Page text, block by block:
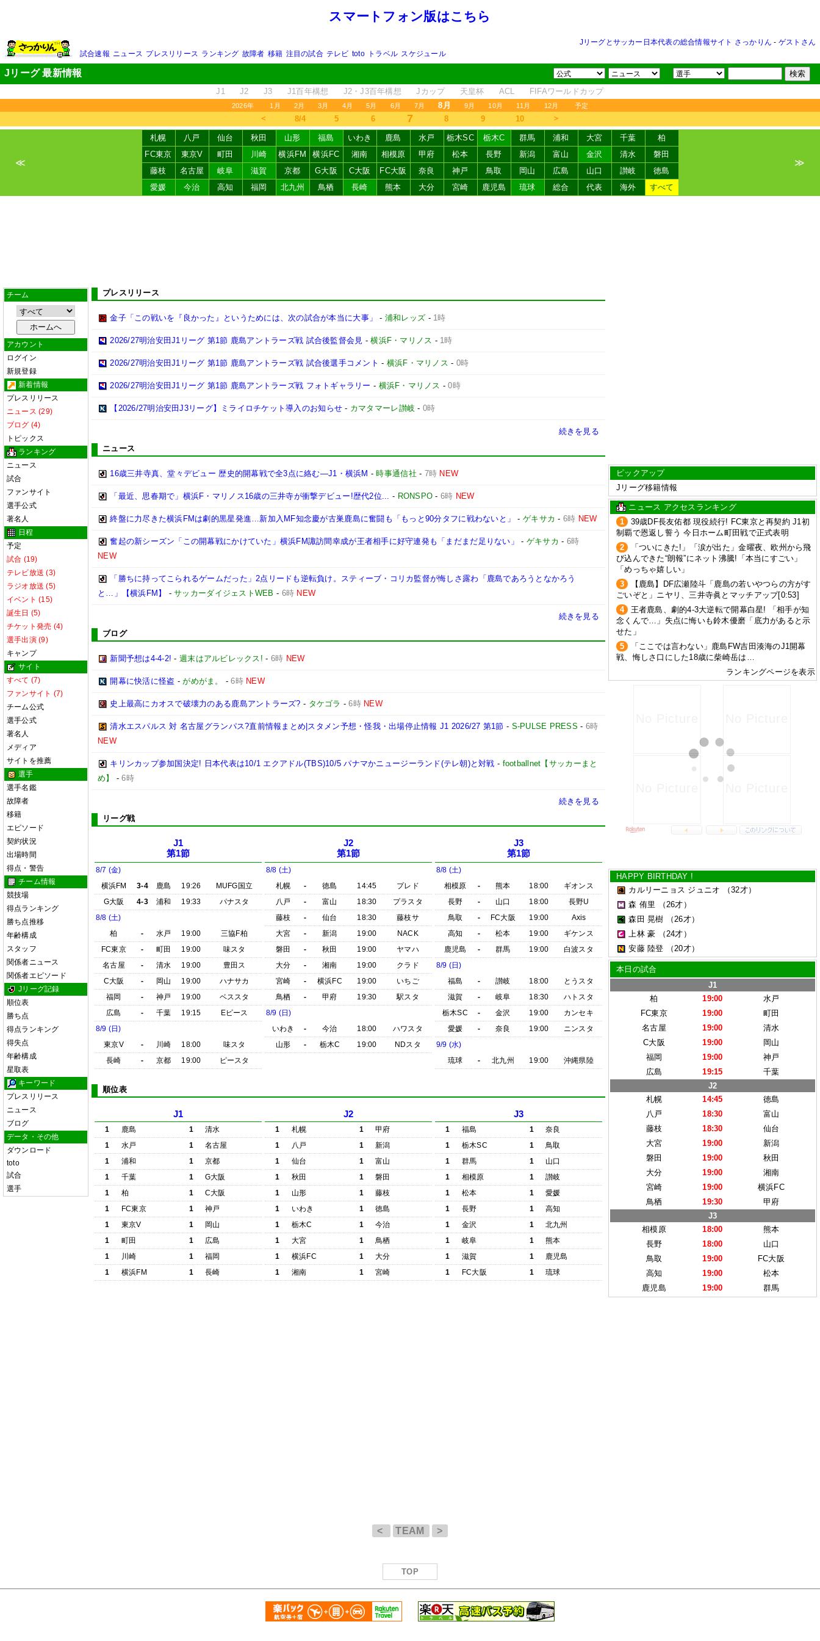
スマートフォン版はこちら
Jリーグとサッカー日本代表の総合情報サイト さっかりん - ゲストさん
試合速報 ニュース プレスリリース ランキング 故障者 移籍 注目の試合 テレビ toto トラベル スケジュール
Jリーグ 最新情報
J1 J2 J3 J1百年構想 J2・J3百年構想 Jカップ 天皇杯 ACL FIFAワールドカップ
2026年 1月 2月 3月 4月 5月 6月 7月 8月 9月 10月 11月 12月 予定
＜ 8/4 5 6 7 8 9 10 ＞
≪
札幌 八戸 仙台 秋田 山形 福島 いわき 鹿島 水戸 栃木SC 栃木C 群馬 浦和 大宮 千葉
柏
FC東京
東京V 町田 川崎 横浜FM 横浜FC 湘南 相模原 甲府 松本 長野 新潟 富山 金沢 清水
磐田
藤枝
名古屋 岐阜 滋賀 京都 G大阪 C大阪 FC大阪 奈良 神戸 鳥取 岡山 広島 山口 讃岐
徳島
愛媛
今治 高知 福岡 北九州 鳥栖 長崎 熊本 大分 宮崎 鹿児島 琉球 総合 代表 海外 すべて
≫
チーム
アカウント
ログイン
新規登録
新着情報
プレスリリース
ニュース (29)
ブログ (4)
トピックス
ランキング
ニュース
試合
ファンサイト
選手公式
著名人
日程
予定
試合 (19)
テレビ放送 (3)
ラジオ放送 (5)
イベント (15)
誕生日 (5)
チケット発売 (4)
選手出演 (9)
キャンプ
サイト
すべて (7)
ファンサイト (7)
チーム公式
選手公式
著名人
メディア
サイトを推薦
選手
選手名鑑
故障者
移籍
エピソード
契約状況
出場時間
得点・警告
チーム情報
競技場
得点ランキング
勝ち点推移
年齢構成
スタッフ
関係者ニュース
関係者エピソード
Jリーグ記録
順位表
勝ち点
得点ランキング
得失点
年齢構成
星取表
キーワード
プレスリリース
ニュース
ブログ
データ・その他
ダウンロード
toto
試合
選手
プレスリリース
金子「この戦いを『良かった』というためには、次の試合が本当に大事」 - 浦和レッズ - 1時
2026/27明治安田J1リーグ 第1節 鹿島アントラーズ戦 試合後監督会見 -横浜F・マリノス - 1時
2026/27明治安田J1リーグ 第1節 鹿島アントラーズ戦 試合後選手コメント - 横浜F・マリノス - 0時
2026/27明治安田J1リーグ 第1節 鹿島アントラーズ戦 フォトギャラリー - 横浜F・マリノス -0時
【2026/27明治安田J3リーグ】ミライロチケット導入のお知らせ - カマタマーレ讃岐 - 0時
続きを見る
ニュース
16歳三井寺真、堂々デビュー 歴史的開幕戦で全3点に絡む―J1・横浜M -時事通信社 - 7時 NEW
「最近、思春期で」横浜F・マリノス16歳の三井寺が衝撃デビュー!歴代2位... - RONSPO - 6時 NEW
終盤に力尽きた横浜FMは劇的黒星発進…新加入MF知念慶が古巣鹿島に奮闘も「もっと90分タフに戦わないと」 - ゲキサカ - 6時 NEW
奮起の新シーズン「この開幕戦にかけていた」横浜FM諏訪間幸成が王者相手に好守連発も「まだまだ足りない」 - ゲキサカ - 6時
NEW
「勝ちに持ってこられるゲームだった」2点リードも逆転負け。スティーブ・コリカ監督が悔しさ露わ「鹿島であろうとなかろう
と…」【横浜FM】
-サッカーダイジェストWEB - 6時 NEW
続きを見る
ブログ
新聞予想は4-4-2! -週末はアルビレックス! - 6時 NEW
開幕に快活に怪盗 -がめがま。 -6時 NEW
史上最高にカオスで破壊力のある鹿島アントラーズ? - タケゴラ -6時 NEW
清水エスパルス 対 名古屋グランパス?直前情報まとめ|スタメン予想・怪我・出場停止情報 J1 2026/27 第1節 - S-PULSE PRESS - 6時
NEW
キリンカップ参加国決定! 日本代表は10/1 エクアドル(TBS)10/5 パナマかニュージーランド(テレ朝)と対戦 - footballnet【サッカーまと
め】
-6時
続きを見る
リーグ戦
J1
第1節
8/7 (金)
横浜FM
3-4 鹿島 19:26
MUFG国立
G大阪
4-3 浦和 19:33
パナスタ
8/8 (土)
柏
- 水戸 19:00
三協F柏
FC東京
- 町田 19:00
味スタ
名古屋
- 清水 19:00
豊田ス
C大阪
- 岡山 19:00
ハナサカ
福岡
- 神戸 19:00
ベススタ
広島
- 千葉 19:15
Eピース
8/9 (日)
東京V
- 川崎 18:00
味スタ
長崎
- 京都 19:00 ピースタ
J2
第1節
8/8 (土)
札幌
- 徳島 14:45
プレド
八戸
- 富山 18:30
プラスタ
藤枝
- 仙台 18:30
藤枝サ
大宮
- 新潟 19:00
NACK
磐田
- 秋田 19:00
ヤマハ
大分
- 湘南 19:00
クラド
宮崎
- 横浜FC 19:00
いちご
鳥栖
- 甲府 19:30
駅スタ
8/9 (日)
いわき
- 今治 18:00
ハワスタ
山形
- 栃木C 19:00 NDスタ
J3
第1節
8/8 (土)
相模原
- 熊本 18:00
ギオンス
長野
- 山口 18:00
長野U
鳥取
- FC大阪 19:00
Axis
高知
- 松本 19:00
ギケンス
鹿児島
- 群馬 19:00
白波スタ
8/9 (日)
福島
- 讃岐 18:00
とうスタ
滋賀
- 岐阜 18:30
ハトスタ
栃木SC
- 金沢 19:00
カンセキ
愛媛
- 奈良 19:00
ニンスタ
9/9 (水)
琉球
- 北九州 19:00 沖縄県陸
順位表
J1
1 鹿島 1
清水
1
水戸 1
名古屋
1
浦和 1
京都
1
千葉 1
G大阪
1
柏 1
C大阪
1
FC東京 1
神戸
1
東京V 1
岡山
1
町田 1
広島
1
川崎 1
福岡
1
横浜FM 1 長崎
J2
1 札幌 1
甲府
1
八戸 1
新潟
1
仙台 1
富山
1
秋田 1
磐田
1
山形 1
藤枝
1
いわき 1
徳島
1
栃木C 1
今治
1
大宮 1
鳥栖
1
横浜FC 1
大分
1
湘南 1 宮崎
J3
1 福島 1
奈良
1
栃木SC 1
鳥取
1
群馬 1
山口
1
相模原 1
讃岐
1
松本 1
愛媛
1
長野 1
高知
1
金沢 1
北九州
1
岐阜 1
熊本
1
滋賀 1
鹿児島
1
FC大阪 1 琉球
ピックアップ
Jリーグ移籍情報
ニュース アクセスランキング
1
39歳DF長友佑都 現役続行! FC東京と再契約 J1初
制覇で恩返し誓う 今日ホーム町田戦で正式表明
2
「ついにきた!」「涙が出た」金曜夜、欧州から飛
び込んできた“朗報”にネット沸騰!「本当にすごい」
「めっちゃ嬉しい」
3
【鹿島】DF広瀬陸斗「鹿島の若いやつらの方がす
ごいぞと」ニヤリ、三井寺眞とマッチアップ[0:53]
4
王者鹿島、劇的4-3大逆転で開幕白星! 「相手が知
念くんで…」失点に悔いも鈴木優磨「底力があると示
せた」
5
「ここでは言わない」鹿島FW吉田湊海のJ1開幕
戦、悔しさ口にした18歳に柴崎岳は…
ランキングページを表示
HAPPY BIRTHDAY !
カルリーニョス ジュニオ
（32才）
森 侑里
（26才）
森田 晃樹
（26才）
上林 豪
（24才）
安藤 陸登
（20才）
本日の試合
J1
柏
19:00
水戸
FC東京
19:00
町田
名古屋
19:00
清水
C大阪
19:00
岡山
福岡
19:00
神戸
広島
19:15
千葉
J2
札幌
14:45
徳島
八戸
18:30
富山
藤枝
18:30
仙台
大宮
19:00
新潟
磐田
19:00
秋田
大分
19:00
湘南
宮崎
19:00
横浜FC
鳥栖
19:30
甲府
J3
相模原
18:00
熊本
長野
18:00
山口
鳥取
19:00
FC大阪
高知
19:00
松本
鹿児島
19:00 群馬
< TEAM >
TOP